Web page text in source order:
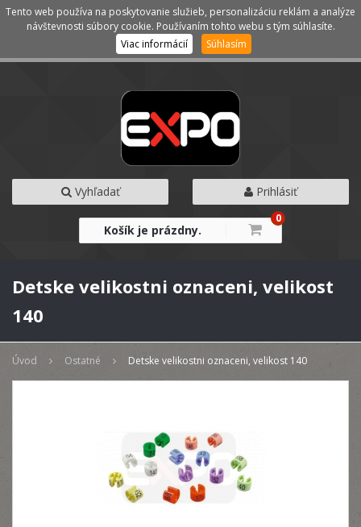
Kategórie Menu
Vyhľadať Prihlásiť
Košík je prázdny.
0
Detske velikostni oznaceni, velikost
140
Úvod Ostatné Detske velikostni oznaceni, velikost 140
Tento web používa na poskytovanie služieb, personalizáciu reklám a analýze
návštevnosti súbory cookie. Používaním tohto webu s tým súhlasíte.
Viac informácií
Súhlasím